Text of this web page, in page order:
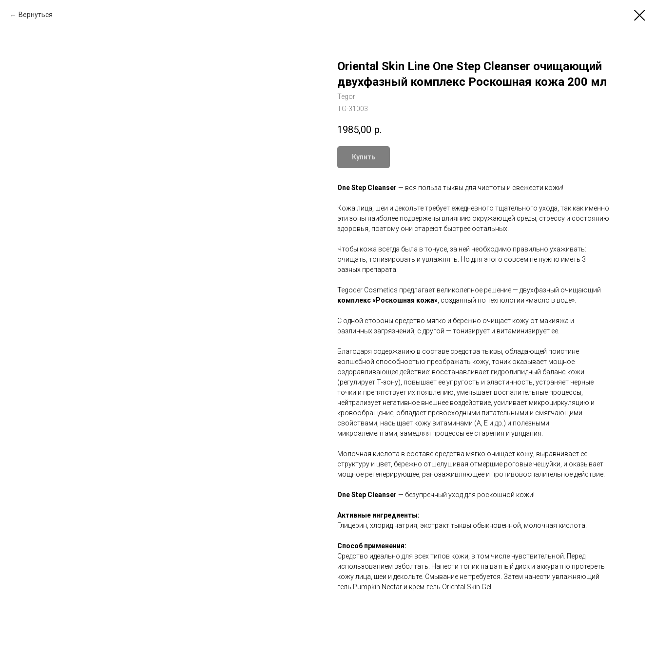
Вернуться
Oriental Skin Line One Step Cleanser очищающий
двухфазный комплекс Роскошная кожа 200 мл
Tegor
TG-31003
1985,00 р.
Купить
One Step Cleanser — вся польза тыквы для чистоты и свежести кожи!
Кожа лица, шеи и декольте требует ежедневного тщательного ухода, так как именно
эти зоны наиболее подвержены влиянию окружающей среды, стрессу и состоянию
здоровья, поэтому они стареют быстрее остальных.
Чтобы кожа всегда была в тонусе, за ней необходимо правильно ухаживать:
очищать, тонизировать и увлажнять. Но для этого совсем не нужно иметь 3
разных препарата.
Tegoder Cosmetics предлагает великолепное решение — двухфазный очищающий
комплекс «Роскошная кожа», созданный по технологии «масло в воде».
С одной стороны средство мягко и бережно очищает кожу от макияжа и
различных загрязнений, с другой — тонизирует и витаминизирует ее.
Благодаря содержанию в составе средства тыквы, обладающей поистине
волшебной способностью преображать кожу, тоник оказывает мощное
оздоравливающее действие: восстанавливает гидролипидный баланс кожи
(регулирует Т-зону), повышает ее упругость и эластичность, устраняет черные
точки и препятствует их появлению, уменьшает воспалительные процессы,
нейтрализует негативное внешнее воздействие, усиливает микроциркуляцию и
кровообращение, обладает превосходными питательными и смягчающими
свойствами, насыщает кожу витаминами (А, Е и др.) и полезными
микроэлементами, замедляя процессы ее старения и увядания.
Молочная кислота в составе средства мягко очищает кожу, выравнивает ее
структуру и цвет, бережно отшелушивая отмершие роговые чешуйки, и оказывает
мощное регенерирующее, ранозаживляющее и противовоспалительное действие.
One Step Cleanser — безупречный уход для роскошной кожи!
Активные ингредиенты:
Глицерин, хлорид натрия, экстракт тыквы обыкновенной, молочная кислота.
Способ применения:
Средство идеально для всех типов кожи, в том числе чувствительной. Перед
использованием взболтать. Нанести тоник на ватный диск и аккуратно протереть
кожу лица, шеи и декольте. Смывание не требуется. Затем нанести увлажняющий
гель Pumpkin Nectar и крем-гель Oriental Skin Gel.